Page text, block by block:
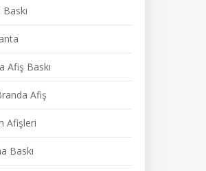
Baskı
Afiş Baskı
Afiş
Afişleri
Baskı